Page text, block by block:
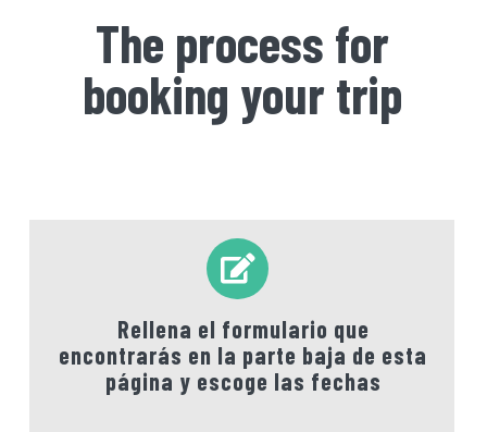
The process for
booking your trip
Rellena el formulario que
encontrarás en la parte baja de esta
página y escoge las fechas